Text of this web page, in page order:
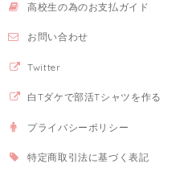
高校生の為のお支払ガイド
お問い合わせ
Twitter
白Tダケで部活Tシャツを作る
プライバシーポリシー
特定商取引法に基づく表記